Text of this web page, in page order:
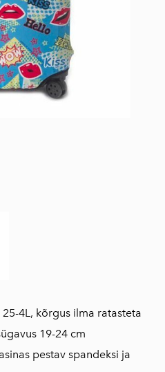
25-4L, kõrgus ilma ratasteta
19-24 cm
pestav spandeksi ja